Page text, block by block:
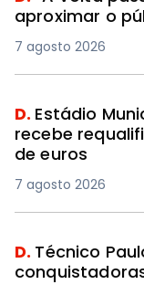
aproximar o
7 agosto 2026
D. Estádio
recebe
de euros
7 agosto 2026
D. Técnico